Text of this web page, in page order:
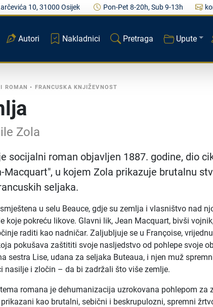
10, 31000 Osijek Pon-Pet 8-20h, Sub 9-13h
Autori Nakladnici Pretraga Upute
ROMAN • FRANCUSKA KNJIŽEVNOST
Zola
socijalni roman objavljen 1887. godine, dio
Macquart", u kojem Zola prikazuje brutalnu
seljaka.
u selu Beauce, gdje su zemlja i vlasništvo nad
koje pokreću likove. Glavni lik, Jean Macquart, bivši
raditi kao nadničar. Zaljubljuje se u Françoise,
pokušava zaštititi svoje nasljedstvo od pohlepe svoje
sestra Lise, udana za seljaka Buteaua, i njen muž
nasilje i zločin – da bi zadržali što više zemlje.
romana je dehumanizacija uzrokovana pohlepom za
kao brutalni, sebični i beskrupulozni, spremni